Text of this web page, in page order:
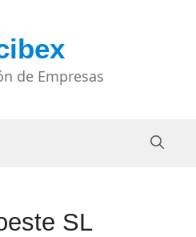
de Empresas
SL